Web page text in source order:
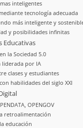
inteligentes
tecnología adecuada
más inteligente y
y posibilidades infinitas
Educativas
la Sociedad 5.0
liderada por IA
clases y estudiantes
habilidades del siglo XXI
OPENGOV
retroalimentación
educación